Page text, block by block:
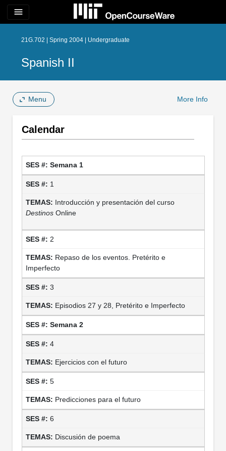
menu
21G.702 | Spring 2004 | Undergraduate
Spanish II
Menu More Info
Calendar
Semana 1
1
Introducción y presentación del curso
DestinosOnline
2
Repaso de los eventos. Pretérito e
Imperfecto
3
Episodios 27 y 28, Pretérito e Imperfecto
Semana 2
4
Ejercicios con el futuro
5
Predicciones para el futuro
6
Discusión de poema